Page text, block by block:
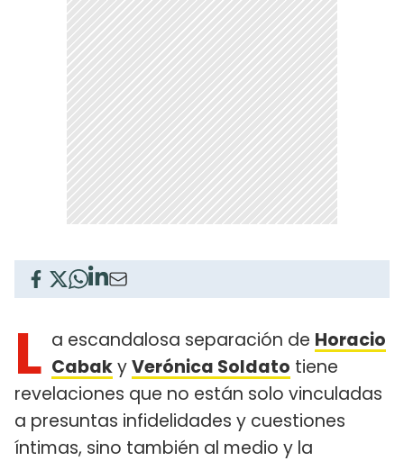
L a escandalosa separación de Horacio
CabakyVerónica Soldato tiene
revelaciones que no están solo vinculadas
a presuntas infidelidades y cuestiones
íntimas, sino también al medio y la